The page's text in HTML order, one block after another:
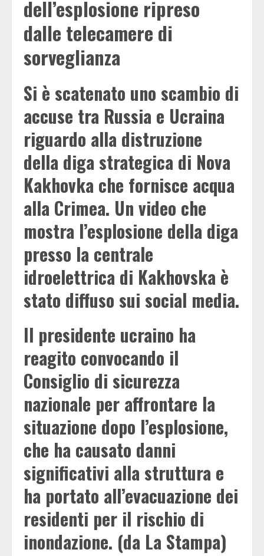
dell’esplosione ripreso
dalle telecamere di
sorveglianza
Si è scatenato uno scambio di
accuse tra Russia e Ucraina
riguardo alla distruzione
della diga strategica di Nova
Kakhovka che fornisce acqua
alla Crimea. Un video che
mostra l’esplosione della diga
presso la centrale
idroelettrica di Kakhovska è
stato diffuso sui social media.
Il presidente ucraino ha
reagito convocando il
Consiglio di sicurezza
nazionale per affrontare la
situazione dopo l’esplosione,
che ha causato danni
significativi alla struttura e
ha portato all’evacuazione dei
residenti per il rischio di
inondazione. (da La Stampa)